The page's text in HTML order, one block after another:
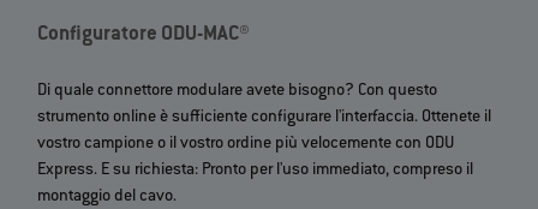
Configuratore ODU-MAC®
Di quale connettore modulare avete bisogno? Con questo
strumento online è sufficiente configurare l'interfaccia. Ottenete il
vostro campione o il vostro ordine più velocemente con ODU
Express. E su richiesta: Pronto per l'uso immediato, compreso il
montaggio del cavo.